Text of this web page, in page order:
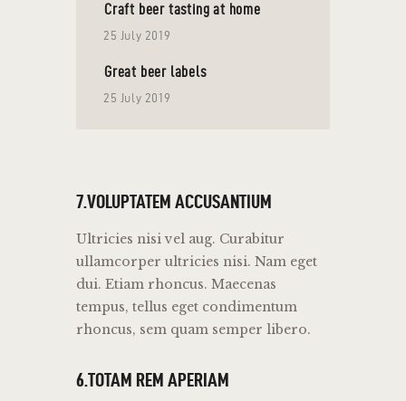
Craft beer tasting at home
25 July 2019
Great beer labels
25 July 2019
7.VOLUPTATEM ACCUSANTIUM
Ultricies nisi vel aug. Curabitur
ullamcorper ultricies nisi. Nam eget
dui. Etiam rhoncus. Maecenas
tempus, tellus eget condimentum
rhoncus, sem quam semper libero.
6.TOTAM REM APERIAM